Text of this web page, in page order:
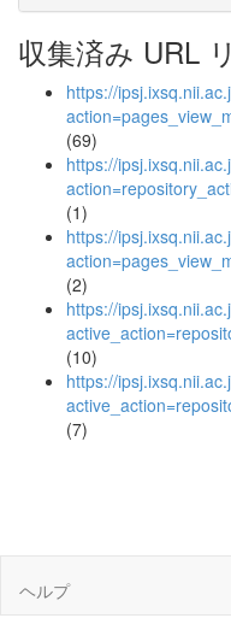
収集済み URL
https://
(69)
https://
(1)
https://
(2)
https://
(10)
https://
(7)
ヘルプ